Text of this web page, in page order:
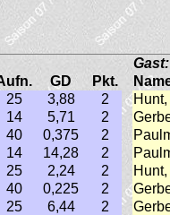
GD Pkt.
25 3,88 2
14 5,71 2
40 0,375 2
14 14,28 2
25 2,24 2
40 0,225 2
25 6,44 2